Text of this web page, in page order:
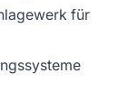
für